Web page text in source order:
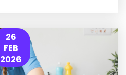
26
FEB
2026